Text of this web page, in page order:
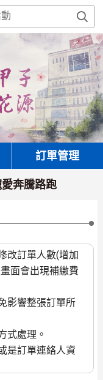
訂單管理
奔騰路跑
改訂單人數(增加
面會出現補繳費
影響整張訂單所
式處理。
是訂單連絡人資